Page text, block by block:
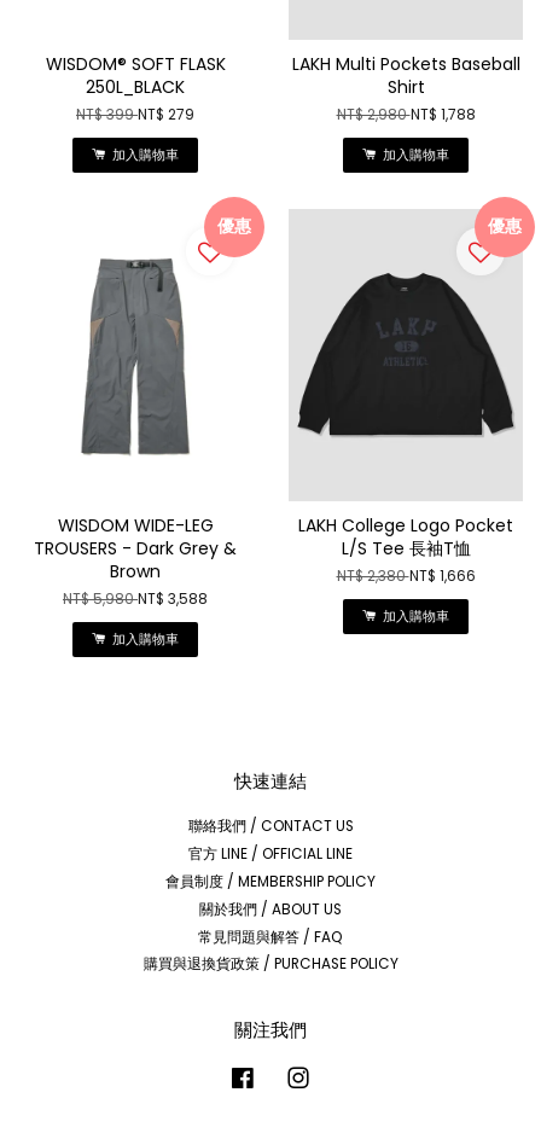
WISDOM® SOFT FLASK
250L_BLACK
NT$ 399NT$ 279
加入購物車
LAKH Multi Pockets Baseball
Shirt
NT$ 2,980NT$ 1,788
加入購物車
優惠
WISDOM WIDE-LEG
TROUSERS - Dark Grey &
Brown
NT$ 5,980NT$ 3,588
加入購物車
優惠
LAKH College Logo Pocket
L/S Tee 長袖T恤
NT$ 2,380NT$ 1,666
加入購物車
快速連結
聯絡我們 / CONTACT US
官方 LINE / OFFICIAL LINE
會員制度 / MEMBERSHIP POLICY
關於我們 / ABOUT US
常見問題與解答 / FAQ
購買與退換貨政策 / PURCHASE POLICY
關注我們
Facebook